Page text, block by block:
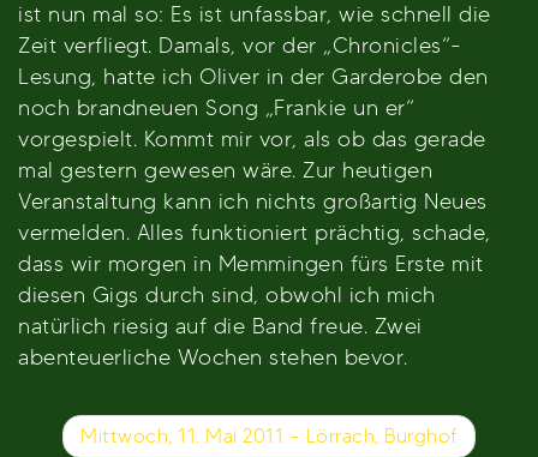
ist nun mal so: Es ist unfassbar, wie schnell die
Zeit verfliegt. Damals, vor der „Chronicles“-
Lesung, hatte ich Oliver in der Garderobe den
noch brandneuen Song „Frankie un er“
vorgespielt. Kommt mir vor, als ob das gerade
mal gestern gewesen wäre. Zur heutigen
Veranstaltung kann ich nichts großartig Neues
vermelden. Alles funktioniert prächtig, schade,
dass wir morgen in Memmingen fürs Erste mit
diesen Gigs durch sind, obwohl ich mich
natürlich riesig auf die Band freue. Zwei
abenteuerliche Wochen stehen bevor.
Beitragsnavigation
Mittwoch, 11. Mai 2011 – Lörrach, Burghof